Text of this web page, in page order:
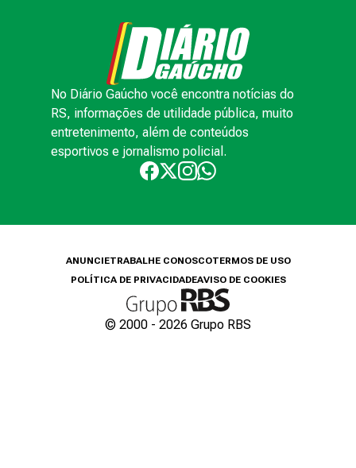
No Diário Gaúcho você encontra notícias do
RS, informações de utilidade pública, muito
entretenimento, além de conteúdos
esportivos e jornalismo policial.
ANUNCIETRABALHE CONOSCOTERMOS DE USO
POLÍTICA DE PRIVACIDADEAVISO DE COOKIES
© 2000 - 2026 Grupo RBS